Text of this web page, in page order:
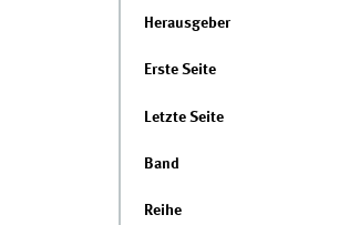
Herausgeber
Erste Seite
Letzte Seite
Band
Reihe